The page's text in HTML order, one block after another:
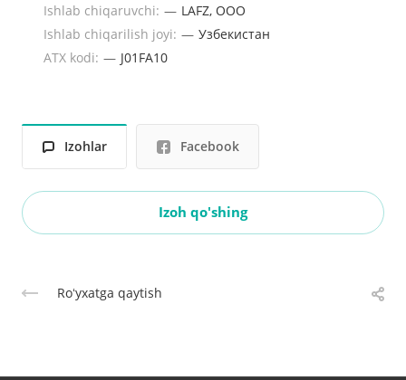
Ishlab chiqaruvchi: — LAFZ, ООО
Ishlab chiqarilish joyi: — Узбекистан
ATX kodi: — J01FA10
Izohlar Facebook
Izoh qo'shing
Roʻyxatga qaytish